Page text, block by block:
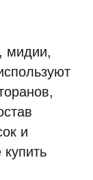
мидии,
и